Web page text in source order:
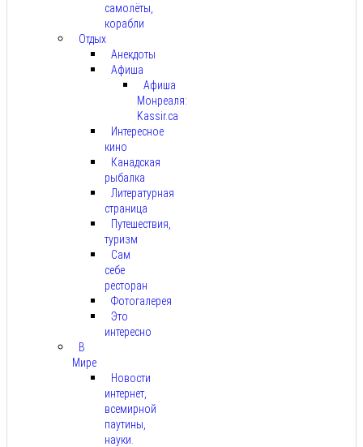
самолёты,
корабли
Отдых
Анекдоты
Афиша
Афиша
Монреаля:
Kassir.ca
Интересное
кино
Канадская
рыбалка
Литературная
страница
Путешествия,
туризм
Сам
себе
ресторан
Фотогалерея
Это
интересно
В
Мире
Новости
интернет,
всемирной
паутины,
науки.